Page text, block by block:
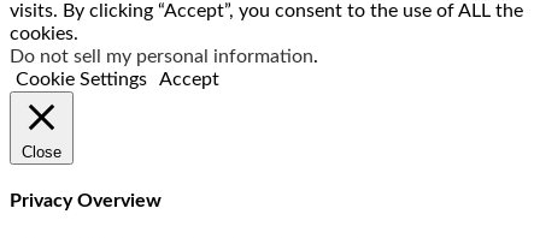
visits. By clicking “Accept”, you consent to the use of ALL the
cookies.
Do not sell my personal information.
Cookie Settings
Accept
Close
Privacy Overview